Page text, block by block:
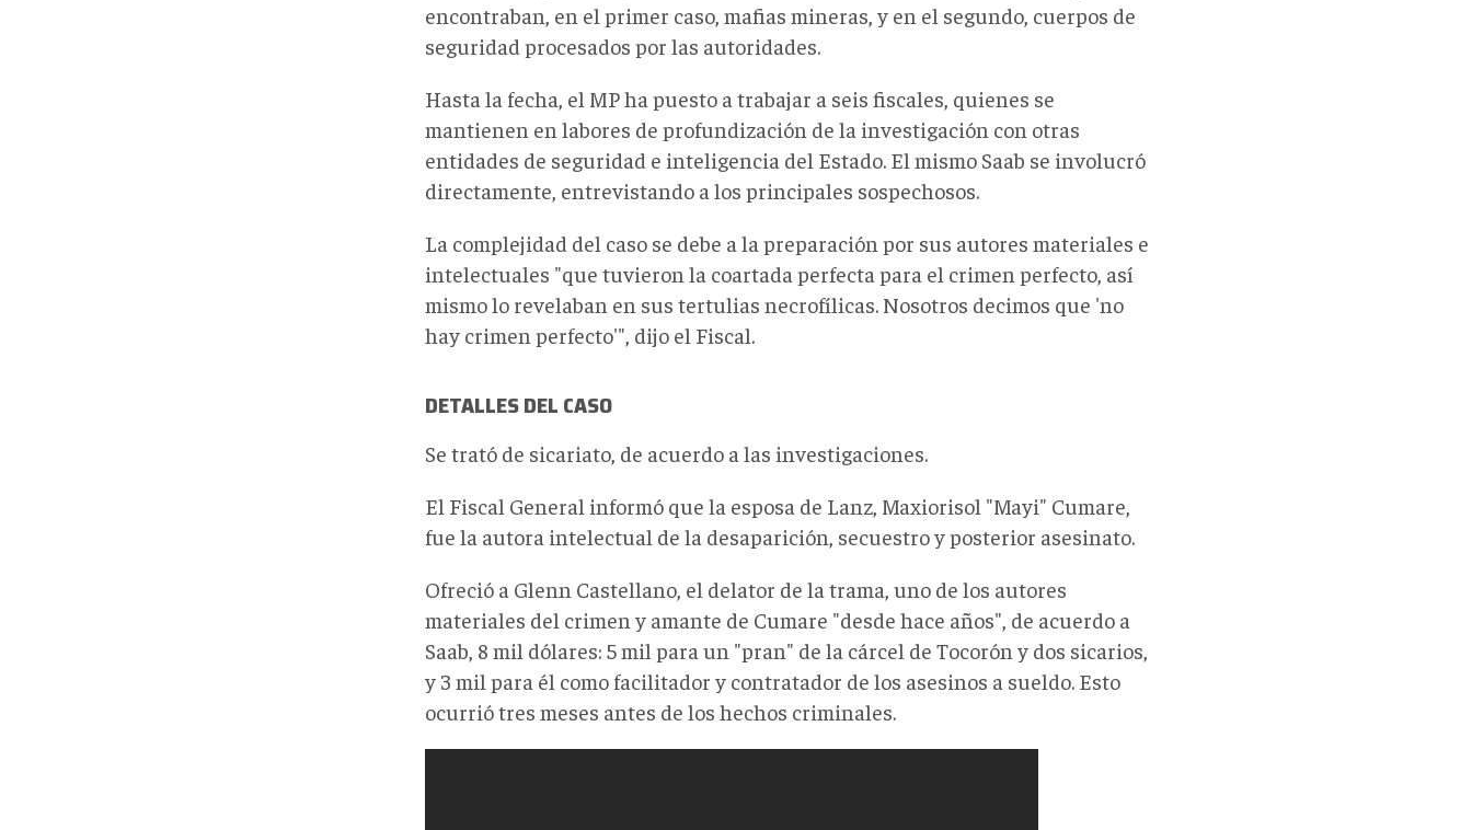
encontraban, en el primer caso, mafias mineras, y en el segundo, cuerpos de
seguridad procesados por las autoridades.
Hasta la fecha, el MP ha puesto a trabajar a seis fiscales, quienes se
mantienen en labores de profundización de la investigación con otras
entidades de seguridad e inteligencia del Estado. El mismo Saab se involucró
directamente, entrevistando a los principales sospechosos.
La complejidad del caso se debe a la preparación por sus autores materiales e
intelectuales "que tuvieron la coartada perfecta para el crimen perfecto, así
mismo lo revelaban en sus tertulias necrofílicas. Nosotros decimos que 'no
hay crimen perfecto'", dijo el Fiscal.
DETALLES DEL CASO
Se trató de sicariato, de acuerdo a las investigaciones.
El Fiscal General informó que la esposa de Lanz, Maxiorisol "Mayi" Cumare,
fue la autora intelectual de la desaparición, secuestro y posterior asesinato.
Ofreció a Glenn Castellano, el delator de la trama, uno de los autores
materiales del crimen y amante de Cumare "desde hace años", de acuerdo a
Saab, 8 mil dólares: 5 mil para un "pran" de la cárcel de Tocorón y dos sicarios,
y 3 mil para él como facilitador y contratador de los asesinos a sueldo. Esto
ocurrió tres meses antes de los hechos criminales.